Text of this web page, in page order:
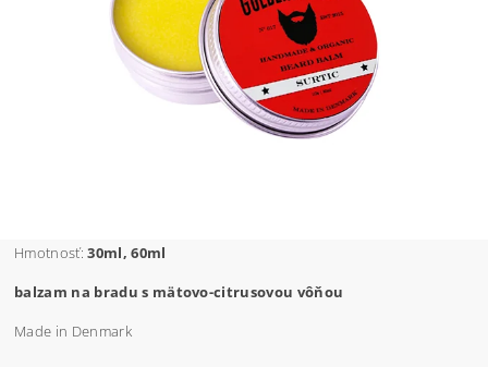
Hmotnosť:30ml, 60ml
balzam na bradu s mätovo-citrusovou vôňou
Made in Denmark